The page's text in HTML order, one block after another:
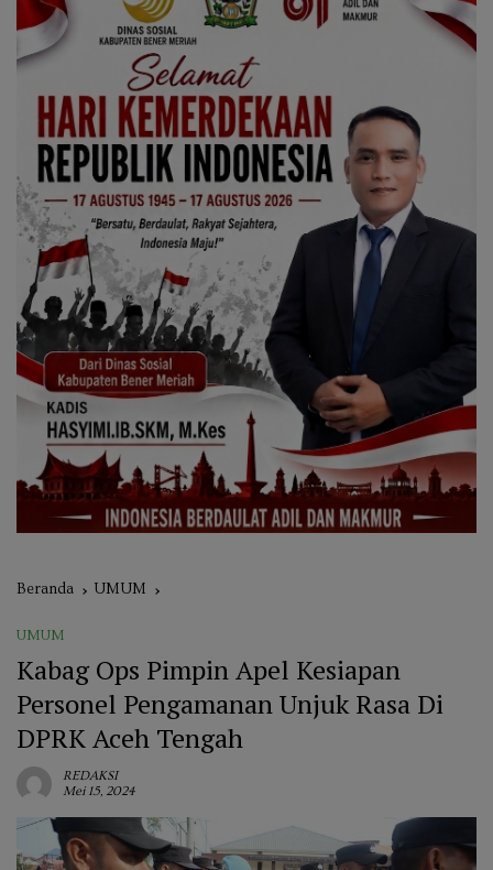
Beranda UMUM
UMUM
Kabag Ops Pimpin Apel Kesiapan
Personel Pengamanan Unjuk Rasa Di
DPRK Aceh Tengah
REDAKSI
Mei 15, 2024